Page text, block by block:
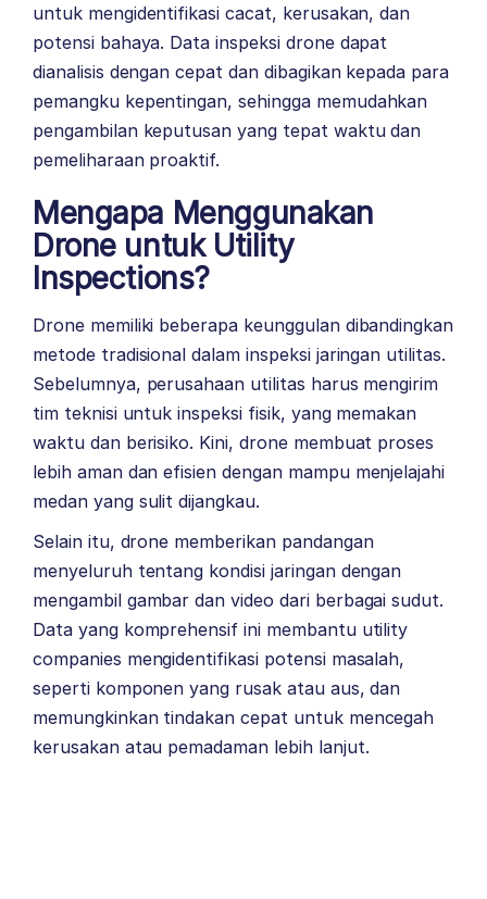
untuk mengidentifikasi cacat, kerusakan, dan
potensi bahaya. Data inspeksi drone dapat
dianalisis dengan cepat dan dibagikan kepada para
pemangku kepentingan, sehingga memudahkan
pengambilan keputusan yang tepat waktu dan
pemeliharaan proaktif.
Mengapa Menggunakan
Drone untuk Utility
Inspections?
Drone memiliki beberapa keunggulan dibandingkan
metode tradisional dalam inspeksi jaringan utilitas.
Sebelumnya, perusahaan utilitas harus mengirim
tim teknisi untuk inspeksi fisik, yang memakan
waktu dan berisiko. Kini, drone membuat proses
lebih aman dan efisien dengan mampu menjelajahi
medan yang sulit dijangkau.
Selain itu, drone memberikan pandangan
menyeluruh tentang kondisi jaringan dengan
mengambil gambar dan video dari berbagai sudut.
Data yang komprehensif ini membantu utility
companies mengidentifikasi potensi masalah,
seperti komponen yang rusak atau aus, dan
memungkinkan tindakan cepat untuk mencegah
kerusakan atau pemadaman lebih lanjut.